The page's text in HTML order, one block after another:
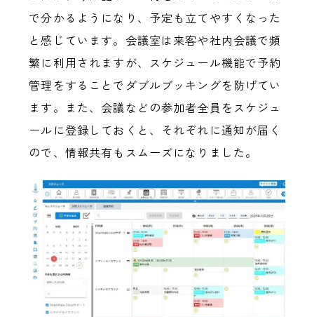
で分かるようになり、予定も立てやすくなった
と感じています。会議室は来客や社内会議で頻
繁に利用されますが、スケジュール機能で予約
管理をすることでダブルブッキングを防げてい
ます。また、会議などの参加者全員をスケジュ
ールに登録しておくと、それぞれに通知が届く
ので、情報共有もスムーズになりました。